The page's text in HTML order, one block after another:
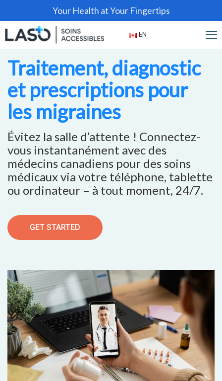
Your Health at Your Fingertips
EN
Traitement, diagnostic
et prescriptions pour
les migraines
Évitez la salle d’attente ! Connectez-
vous instantanément avec des
médecins canadiens pour des soins
médicaux via votre téléphone, tablette
ou ordinateur – à tout moment, 24/7.
GET STARTED